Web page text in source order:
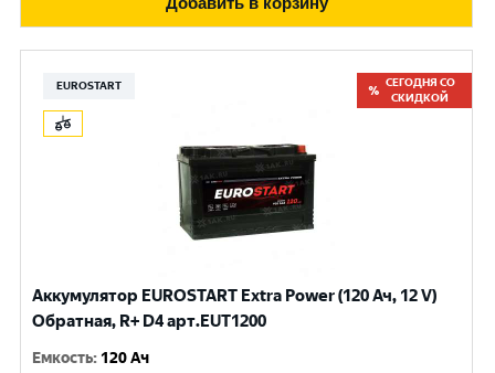
EUROSTART
СЕГОДНЯ СО
СКИДКОЙ
Аккумулятор EUROSTART Extra Power (120 Ач, 12 V)
Обратная, R+ D4 арт.EUT1200
Емкость: 120 Ач